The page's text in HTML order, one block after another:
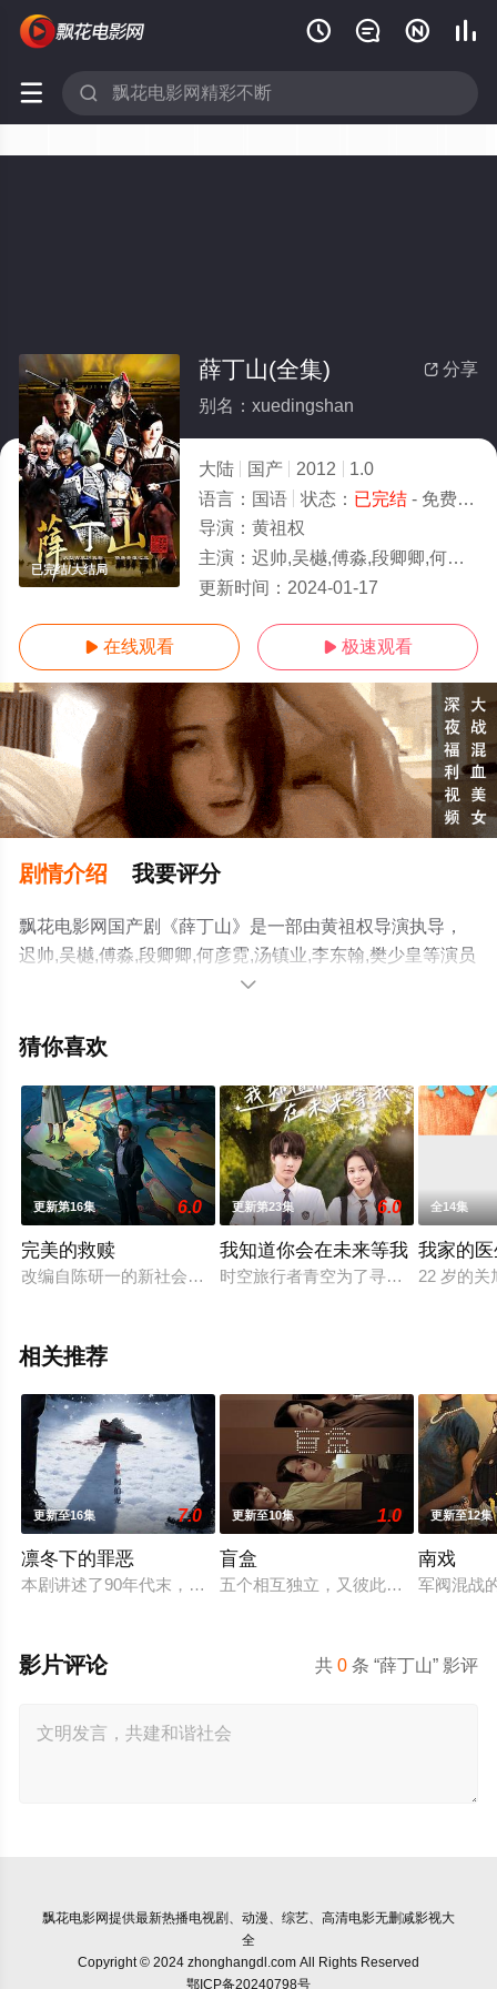
   
 
已完结/大结局
 分享
薛丁山(全集)
别名：xuedingshan
大陆 国产 2012
1.0
语言： 国语 状态： 已完结- 免费在线观看
导演： 黄祖权
主演： 迟帅,吴樾,傅淼,段卿卿,何彦霓,汤镇业,李东翰,樊少皇
更新时间： 2024-01-17
 在线观看  极速观看
剧情介绍 我要评分
飘花电影网国产剧《薛丁山》是一部由黄祖权导演执导，
迟帅,吴樾,傅淼,段卿卿,何彦霓,汤镇业,李东翰,樊少皇等演员
精彩演绎的大陆电视剧，大结局剧情已揭晓（已完结），
院，更多相关信息可移步至豆瓣电视剧、电视猫或剧情网

猜你喜欢
更新第16集 6.0
完美的救赎
改编自陈研一的新社会派悬疑小说《完美嫌疑人》，以一场看
更新第23集 6.0
我知道你会在未来等我
时空旅行者青空为了寻找遗失的能量
全14集
我家的
22 岁的关
相关推荐
更新至16集 7.0
凛冬下的罪恶
本剧讲述了90年代末，怒河市刑侦支队在无普及监控、无DNA
更新至10集 1.0
盲盒
五个相互独立，又彼此呼应的故事——
更新至12集
南戏
军阀混战
共0 条 “薛丁山” 影评
影片评论
飘花电影网提供最新热播电视剧、动漫、综艺、高清电影无删减影视大
全
Copyright © 2024 zhonghangdl.com All Rights Reserved
鄂ICP备20240798号